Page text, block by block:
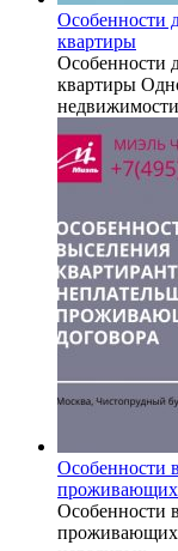
Особенности
квартиры
Особенности
квартиры
Особенности
проживающих
Особенности
проживающих